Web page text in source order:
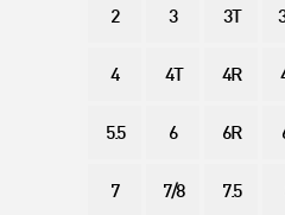
2 3 3T
4 4T 4R
5.5 6 6R
7 7/8 7.5